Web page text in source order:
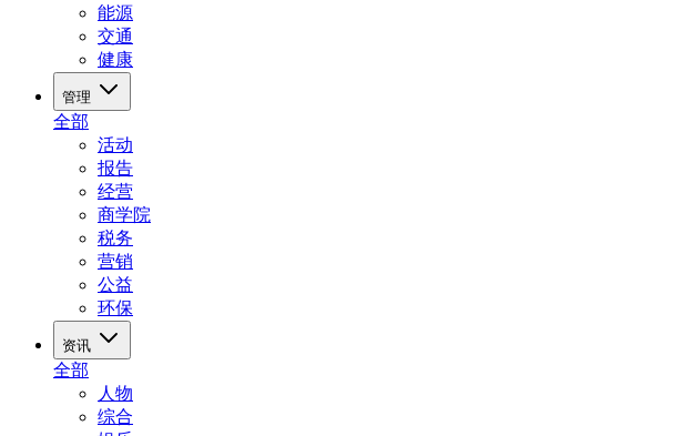
能源
交通
健康
管理
全部
活动
报告
经营
商学院
税务
营销
公益
环保
资讯
全部
人物
综合